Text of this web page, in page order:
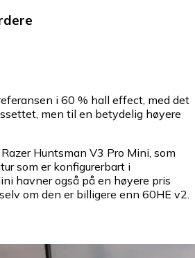
i 60 % hall effect, med det
men til en betydelig høyere
Huntsman V3 Pro Mini, som
som er konfigurerbart i
havner også på en høyere pris
om den er billigere enn 60HE v2.